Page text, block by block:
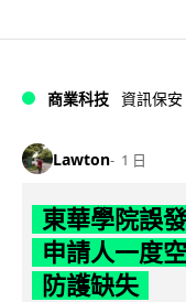
商業科技 資訊保安
Lawton 1 日
東華學院誤
申請人一度
防護缺失